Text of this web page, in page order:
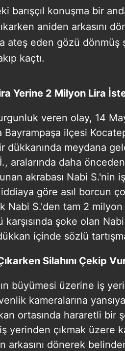
barışçıl konuşma bir
aniden arkasını
ateş eden gözü dönmüş
kaçtı.
Yerine 2 Milyon Lira
veren olay, 14
Bayrampaşa ilçesi
dükkanında meydana
aralarında daha
akrabası Nabi S.'nin
göre asıl borcun
Nabi S.'den tam 2 milyon
karşısında şoke olan
içinde sözlü
Silahını Çekip
büyümesi üzerine iş
kameralarına
ortasında hararetli bir
yerinden çıkmak üzere
arkasını dönerek